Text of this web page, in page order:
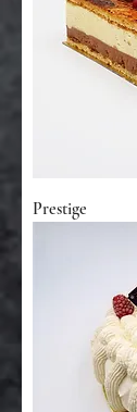
Prestige